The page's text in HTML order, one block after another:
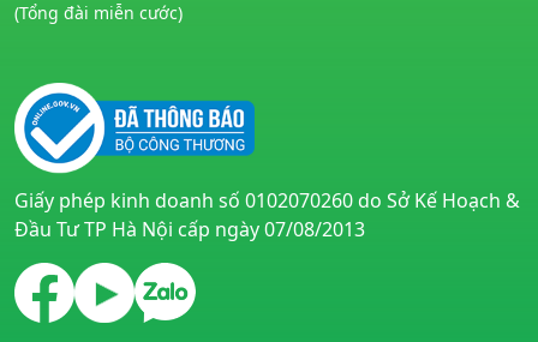
(Tổng đài miễn cước)
Giấy phép kinh doanh số 0102070260 do Sở Kế Hoạch &
Đầu Tư TP Hà Nội cấp ngày 07/08/2013